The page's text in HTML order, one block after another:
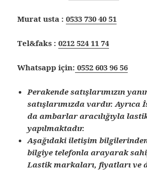
Murat usta :0533 730 40 51
Tel&faks :0212 524 11 74
Whatsapp için: 0552 603 96 56
Perakende satışlarımızın
satışlarımızda vardır. Ayrıca
da ambarlar aracılığıyla
yapılmaktadır.
Aşağıdaki iletişim
bilgiye telefonla arayarak
Lastik markaları, fiyatları ve